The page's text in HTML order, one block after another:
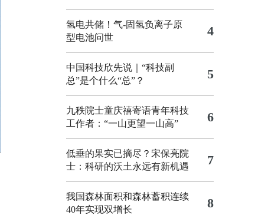
氢电共储！气-固氢负离子原
型电池问世
4
中国科技欣先说｜“科技副
总”是个什么“总”？
5
九秩院士童庆禧寄语青年科技
工作者：“一山更望一山高”
6
低垂的果实已摘尽？宋保亮院
士：科研的沃土永远有新机遇
7
我国森林面积和森林蓄积连续
40年实现双增长
8